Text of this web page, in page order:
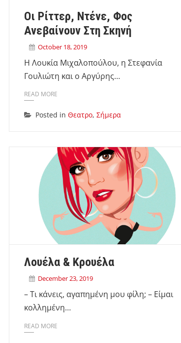
Οι Ρίττερ, Ντένε, Φος
Ανεβαίνουν Στη Σκηνή
October 18, 2019
Η Λουκία Μιχαλοπούλου, η Στεφανία
Γουλιώτη και ο Αργύρης…
READ MORE
Posted in Θεατρο, Σήμερα
Λουέλα & Κρουέλα
December 23, 2019
– Τι κάνεις, αγαπημένη μου φίλη; – Είμαι
κολλημένη…
READ MORE